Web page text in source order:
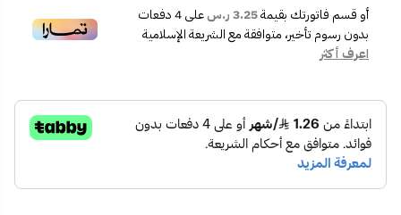
🛠️ سهل التركيب في الجدران ضمن مقاس 7x7.
💡 مناسب للبنية التحتية للشبكات في المنازل والمكاتب الذكية.
📦 محتويات المنتج:
✅ الاستخدام المثالي:
مثالي لغرف المعيشة، المكاتب، غرف الاجتماعات أو أي مكان يحتاج
اتصال إنترنت سلكي مستقر.
💡 نصيحة احترافية:
ركّبه بالقرب من أجهزة الكمبيوتر المكتبية أو أجهزة البث لضمان أفضل
أو قسم فاتورتك بقيمة3.25 ر.س على4دفعات
بدون رسوم تأخير، متوافقة مع الشريعة الإسلامية
اعرف أكثر